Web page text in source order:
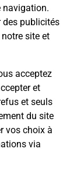
navigation.
des publicités
site et
acceptez
et
et seuls
du site
vos choix à
via
posées
lettres